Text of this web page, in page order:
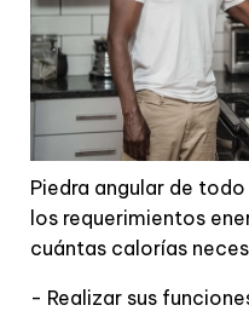
Piedra angular de
los requerimientos
cuántas calorías
- Realizar sus